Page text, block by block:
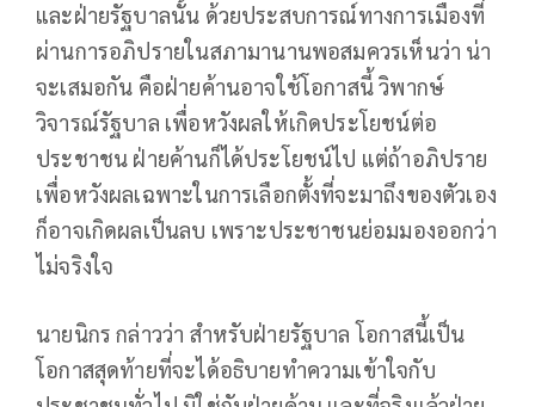
และฝ่ายรัฐบาลนั้น ด้วยประสบการณ์ทางการเมืองที่
ผ่านการอภิปรายในสภามานานพอสมควรเห็นว่า น่า
จะเสมอกัน คือฝ่ายค้านอาจใช้โอกาสนี้ วิพากษ์
วิจารณ์รัฐบาล เพื่อหวังผลให้เกิดประโยชน์ต่อ
ประชาชน ฝ่ายค้านก็ได้ประโยชน์ไป แต่ถ้าอภิปราย
เพื่อหวังผลเฉพาะในการเลือกตั้งที่จะมาถึงของตัวเอง
ก็อาจเกิดผลเป็นลบ เพราะประชาชนย่อมมองออกว่า
ไม่จริงใจ
นายนิกร กล่าวว่า สำหรับฝ่ายรัฐบาล โอกาสนี้เป็น
โอกาสสุดท้ายที่จะได้อธิบายทำความเข้าใจกับ